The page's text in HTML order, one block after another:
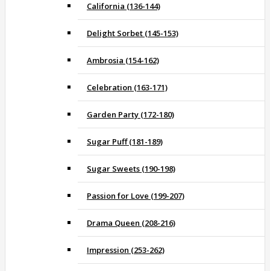
California (136-144)
Delight Sorbet (145-153)
Ambrosia (154-162)
Celebration (163-171)
Garden Party (172-180)
Sugar Puff (181-189)
Sugar Sweets (190-198)
Passion for Love (199-207)
Drama Queen (208-216)
Impression (253-262)